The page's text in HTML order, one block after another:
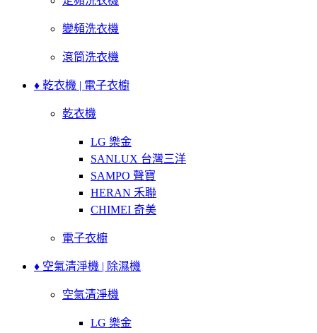
變頻洗衣機
滾筒洗衣機
♦ 乾衣機 | 電子衣櫥
乾衣機
LG 樂金
SANLUX 台灣三洋
SAMPO 聲寶
HERAN 禾聯
CHIMEI 奇美
電子衣櫥
♦ 空氣清淨機 | 除濕機
空氣清淨機
LG 樂金